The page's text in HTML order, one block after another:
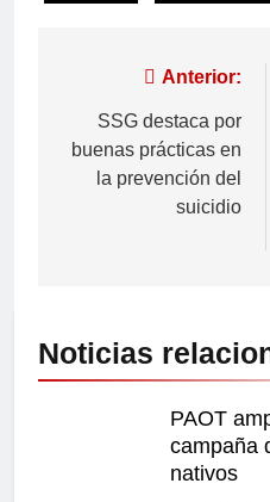
Anterior:
SSG destaca por
buenas prácticas en
la prevención del
suicidio
Noticias
PAOT
campaña
nativos